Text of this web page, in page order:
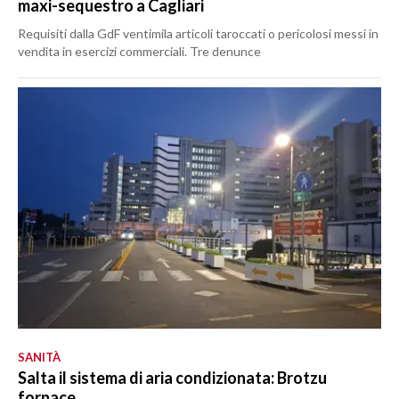
maxi-sequestro a Cagliari
Requisiti dalla GdF ventimila articoli taroccati o pericolosi messi in
vendita in esercizi commerciali. Tre denunce
SANITÀ
Salta il sistema di aria condizionata: Brotzu